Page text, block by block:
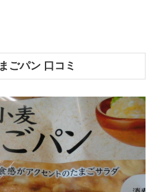
ごパン 口コミ